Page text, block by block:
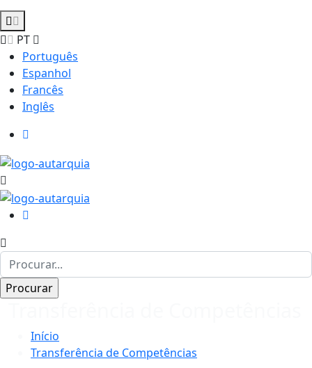
PT
Português
Espanhol
Francês
Inglês
Início
Transferência de Competências